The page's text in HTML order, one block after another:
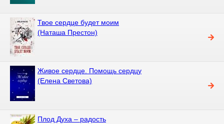
Твое сердце будет моим
(Наташа Престон)
Живое сердце. Помощь сердцу
(Елена Светова)
Плод Духа – радость